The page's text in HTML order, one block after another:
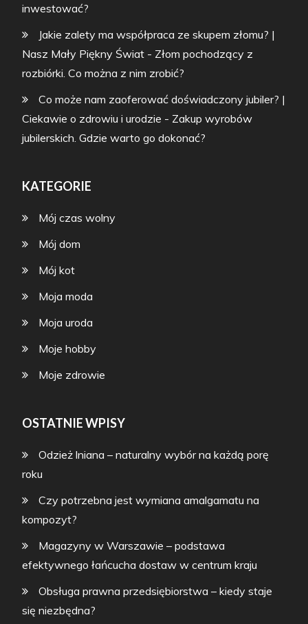
inwestować?
Jakie zalety ma współpraca ze skupem złomu? |
Nasz Mały Piękny Świat - Złom pochodzący z
rozbiórki. Co można z nim zrobić?
Co może nam zaoferować doświadczony jubiler? |
Ciekawie o zdrowiu i urodzie - Zakup wyrobów
jubilerskich. Gdzie warto go dokonać?
KATEGORIE
Mój czas wolny
Mój dom
Mój kot
Moja moda
Moja uroda
Moje hobby
Moje zdrowie
OSTATNIE WPISY
Odzież lniana – naturalny wybór na każdą porę
roku
Czy potrzebna jest wymiana amalgamatu na
kompozyt?
Magazyny w Warszawie – podstawa
efektywnego łańcucha dostaw w centrum kraju
Obsługa prawna przedsiębiorstwa – kiedy staje
się niezbędna?